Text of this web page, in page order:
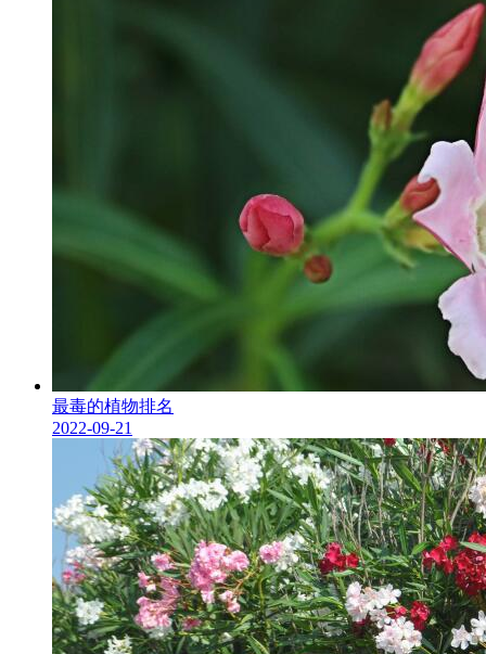
最毒的植物排名
2022-09-21